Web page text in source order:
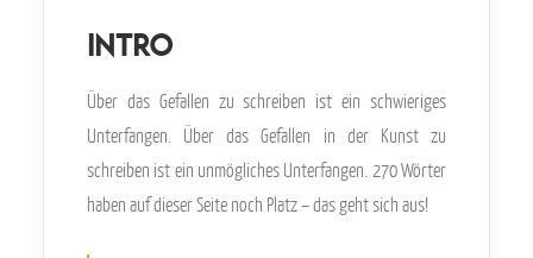
INTRO
Über das Gefallen zu schreiben ist ein schwieriges
Unterfangen. Über das Gefallen in der Kunst zu
schreiben ist ein unmögliches Unterfangen. 270 Wörter
haben auf dieser Seite noch Platz – das geht sich aus!